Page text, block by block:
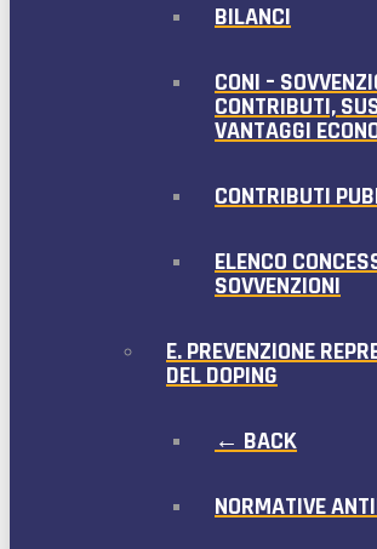
BILANCI
CONI –
CONTRIBUTI,
VANTAGGI
CONTRIBUTI
ELENCO
SOVVENZIONI
E. PREVENZIONE
DEL DOPING
← BACK
NORMATIVE